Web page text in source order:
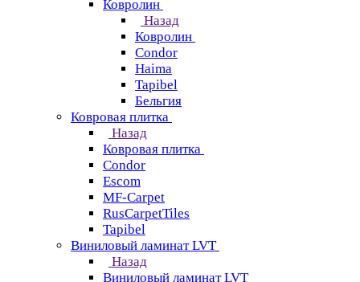
Ковролин
Назад
Ковролин
Condor
Haima
Tapibel
Бельгия
Ковровая плитка
Назад
Ковровая плитка
Condor
Escom
MF-Carpet
RusCarpetTiles
Tapibel
Виниловый ламинат LVT
Назад
Виниловый ламинат LVT